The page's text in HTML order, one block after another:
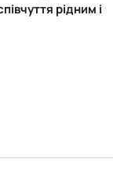
рідним і